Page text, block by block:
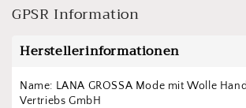
GPSR Information
Herstellerinformationen
Name: LANA GROSSA Mode mit Wolle
Vertriebs GmbH